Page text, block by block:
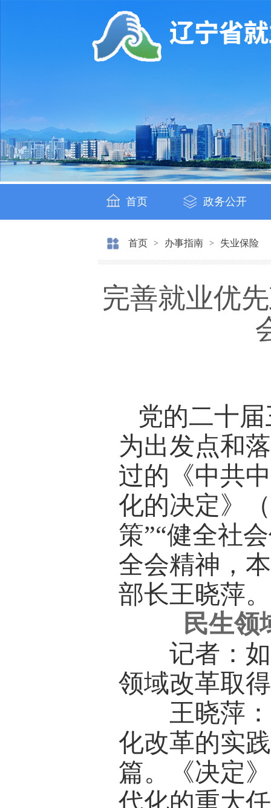
首页 政务公开
首页 > 办事指南 > 失业保险
完善就业优
党的二十
为出发点和
过的《中共
化的决定》
策”“健全社
全会精神，
部长王晓萍。
民生领
记者：如
领域改革取
王晓萍：
化改革的实
篇。《决定
代化的重大